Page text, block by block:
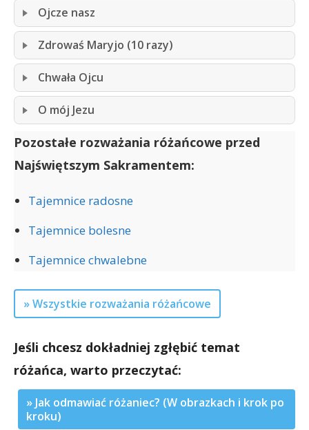
Ojcze nasz
Zdrowaś Maryjo (10 razy)
Chwała Ojcu
O mój Jezu
Pozostałe rozważania różańcowe przed
Najświętszym Sakramentem:
Tajemnice radosne
Tajemnice bolesne
Tajemnice chwalebne
» Wszystkie rozważania różańcowe
Jeśli chcesz dokładniej zgłębić temat
różańca, warto przeczytać:
» Jak odmawiać różaniec? (W obrazkach i krok po
kroku)